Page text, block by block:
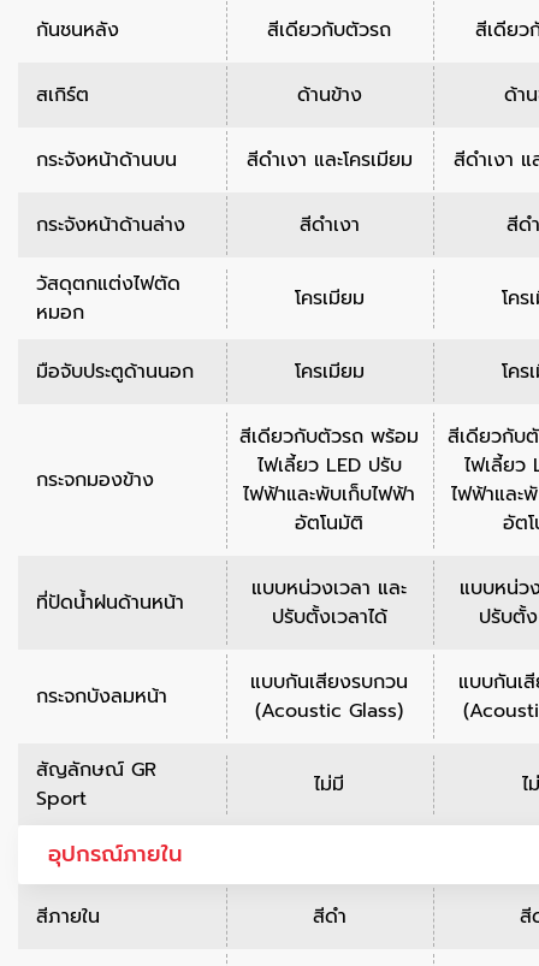
กันชนหลัง สีเดียวกับตัวรถ สีเดียว
สเกิร์ต ด้านข้าง ด้า
กระจังหน้าด้านบน สีดำเงา และโครเมียม สีดำเงา แ
กระจังหน้าด้านล่าง สีดำเงา สีด
วัสดุตกแต่งไฟตัด
หมอก
โครเมียม โคร
มือจับประตูด้านนอก โครเมียม โคร
กระจกมองข้าง
สีเดียวกับตัวรถ พร้อม
ไฟเลี้ยว LED ปรับ
ไฟฟ้าและพับเก็บไฟฟ้า
อัตโนมัติ
สีเดียวกับ
ไฟเลี้ยว
ไฟฟ้าและ
อัต
ที่ปัดน้ำฝนด้านหน้า
แบบหน่วงเวลา และ
ปรับตั้งเวลาได้
แบบหน่ว
ปรับตั้ง
กระจกบังลมหน้า
แบบกันเสียงรบกวน
(Acoustic Glass)
แบบกันเ
สัญลักษณ์ GR
Sport
ไม่มี ไ
อุปกรณ์ภายใน
สีภายใน สีดำ สี